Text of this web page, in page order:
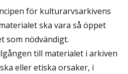
för kulturarvsarkivens
ska vara så öppet
som nödvändigt.
till materialet i arkiven
eller etiska orsaker, i